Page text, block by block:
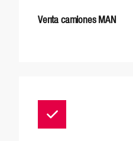
Venta camiones MAN